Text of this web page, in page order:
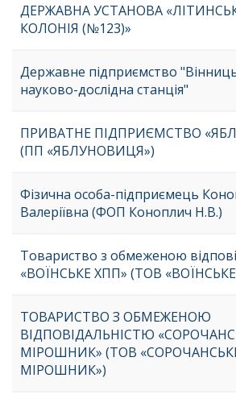
ДЕРЖАВНА УСТАНОВА
КОЛОНІЯ (№123)»
Державне підприємство
науково-дослідна станція"
ПРИВАТНЕ ПІДПРИЄМСТВО
(ПП «ЯБЛУНОВИЦЯ»)
Фізична особа-підприємець
Валеріївна (ФОП Коноплич Н.В.)
Товариство з обмеженою
«ВОЇНСЬКЕ ХПП» (ТОВ
ТОВАРИСТВО З ОБМЕЖЕНОЮ
ВІДПОВІДАЛЬНІСТЮ
МІРОШНИК» (ТОВ
МІРОШНИК»)